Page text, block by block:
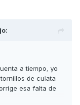
a tiempo, yo
de culata
esa falta de